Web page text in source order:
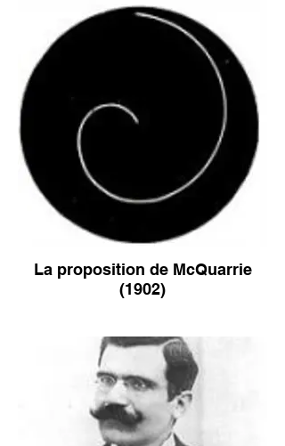
La proposition de McQuarrie
(1902)